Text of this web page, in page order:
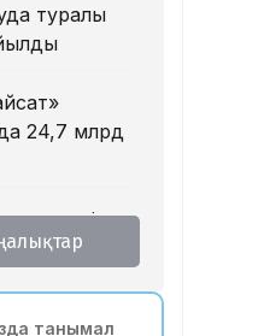
туралы
24,7 млрд
өткізу
кепілдік
танымал